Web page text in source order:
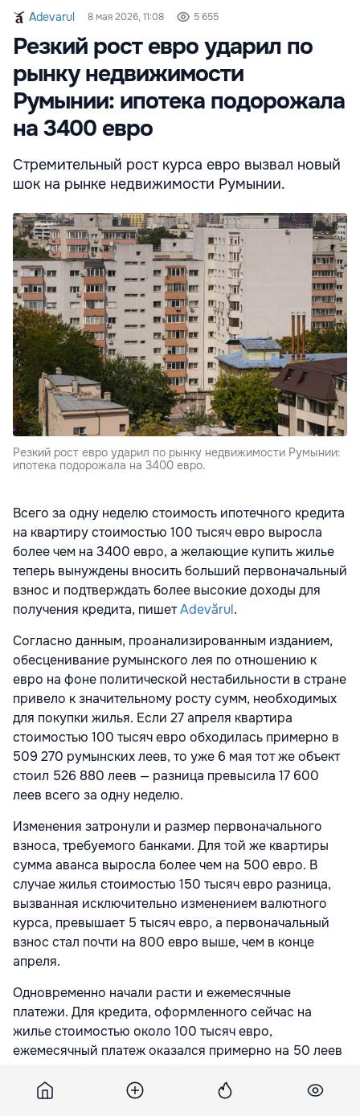
Adevarul 8 мая 2026, 11:08 5 655
Резкий рост евро ударил по
рынку недвижимости
Румынии: ипотека подорожала
на 3400 евро
Стремительный рост курса евро вызвал новый
шок на рынке недвижимости Румынии.
Резкий рост евро ударил по рынку недвижимости Румынии:
ипотека подорожала на 3400 евро.
Всего за одну неделю стоимость ипотечного кредита
на квартиру стоимостью 100 тысяч евро выросла
более чем на 3400 евро, а желающие купить жилье
теперь вынуждены вносить больший первоначальный
взнос и подтверждать более высокие доходы для
получения кредита, пишетAdevărul.
Согласно данным, проанализированным изданием,
обесценивание румынского лея по отношению к
евро на фоне политической нестабильности в стране
привело к значительному росту сумм, необходимых
для покупки жилья. Если 27 апреля квартира
стоимостью 100 тысяч евро обходилась примерно в
509 270 румынских леев, то уже 6 мая тот же объект
стоил 526 880 леев — разница превысила 17 600
леев всего за одну неделю.
Изменения затронули и размер первоначального
взноса, требуемого банками. Для той же квартиры
сумма аванса выросла более чем на 500 евро. В
случае жилья стоимостью 150 тысяч евро разница,
вызванная исключительно изменением валютного
курса, превышает 5 тысяч евро, а первоначальный
взнос стал почти на 800 евро выше, чем в конце
апреля.
Одновременно начали расти и ежемесячные
платежи. Для кредита, оформленного сейчас на
жилье стоимостью около 100 тысяч евро,
ежемесячный платеж оказался примерно на 50 леев
достичь около 18 тысяч леев.